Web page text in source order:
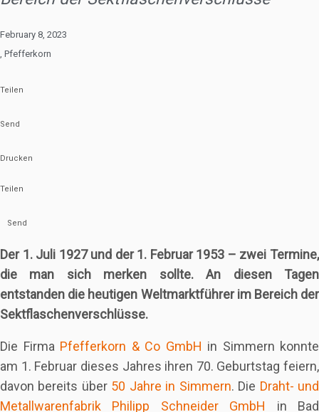
February 8, 2023
Pfefferkorn
Teilen
Send
Drucken
Teilen
Send
Der 1. Juli 1927 und der 1. Februar 1953 – zwei Termine,
die man sich merken sollte. An diesen Tagen
entstanden die heutigen Weltmarktführer im Bereich der
Sektflaschenverschlüsse.
Die Firma Pfefferkorn & Co GmbH in Simmern konnte
am 1. Februar dieses Jahres ihren 70. Geburtstag feiern,
davon bereits über 50 Jahre in Simmern. Die Draht- und
Metallwarenfabrik Philipp Schneider GmbH
in Bad